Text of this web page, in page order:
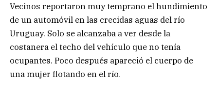
Vecinos reportaron muy temprano el hundimiento
de un automóvil en las crecidas aguas del río
Uruguay. Solo se alcanzaba a ver desde la
costanera el techo del vehículo que no tenía
ocupantes. Poco después apareció el cuerpo de
una mujer flotando en el río.